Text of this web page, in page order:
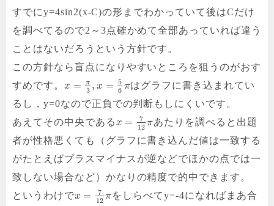
すでにy=4sin2(x-C)の形までわかっていて後はCだけ
を調べてるので2～3点確かめて全部あっていれば違う
ことはないだろうという方針です。
この方針なら盲点になりやすいところを狙うのがおす
すめです。 x = π
3 , x =
5
6 πはグラフに書き込まれてい
るし，y=0なので正負での判断もしにくいです。
あえてその中央であるx =
7
12 πあたりを調べると出題
者が性格悪くても（グラフに書き込んだ値は一致する
がたとえばプラスマイナスが逆などでほかの点では一
致しない場合など）かなりの精度で的中できます。
というわけでx =
7
12 πをしらべてy=-4になればまあ合